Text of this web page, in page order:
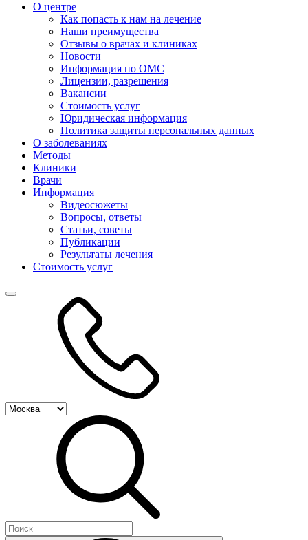
О центре
Как попасть к нам на лечение
Наши преимущества
Отзывы о врачах и клиниках
Новости
Информация по ОМС
Лицензии, разрешения
Вакансии
Стоимость услуг
Юридическая информация
Политика защиты персональных данных
О заболеваниях
Методы
Клиники
Врачи
Информация
Видеосюжеты
Вопросы, ответы
Статьи, советы
Публикации
Результаты лечения
Стоимость услуг